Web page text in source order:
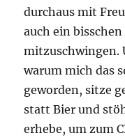
durchaus mit
auch ein
mitzuschwingen.
warum mich das
geworden, sitze
statt Bier und
erhebe, um zum